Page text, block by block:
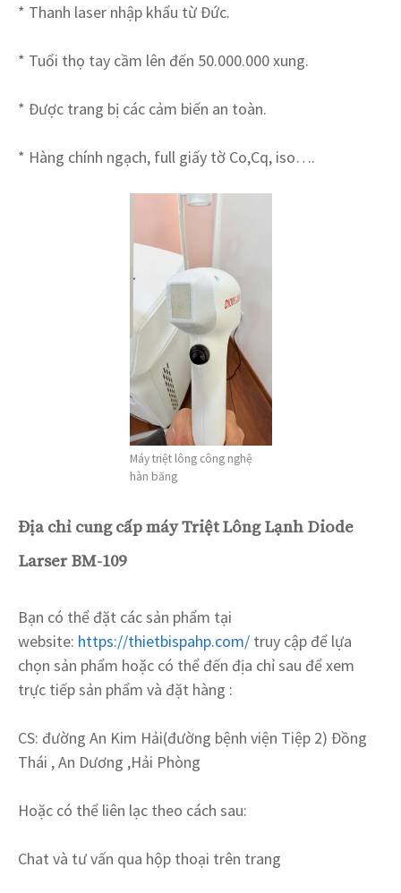
* Thanh laser nhập khẩu từ Đức.
* Tuổi thọ tay cầm lên đến 50.000.000 xung.
* Được trang bị các cảm biến an toàn.
* Hàng chính ngạch, full giấy tờ Co,Cq, iso….
Máy triệt lông công nghệ
hàn băng
Địa chỉ cung cấp máy Triệt Lông Lạnh Diode
Larser BM-109
Bạn có thể đặt các sản phẩm tại
website: https://thietbispahp.com/ truy cập để lựa
chọn sản phẩm hoặc có thể đến địa chỉ sau để xem
trực tiếp sản phẩm và đặt hàng :
CS: đường An Kim Hải(đường bệnh viện Tiệp 2) Đồng
Thái , An Dương ,Hải Phòng
Hoặc có thể liên lạc theo cách sau:
Chat và tư vấn qua hộp thoại trên trang